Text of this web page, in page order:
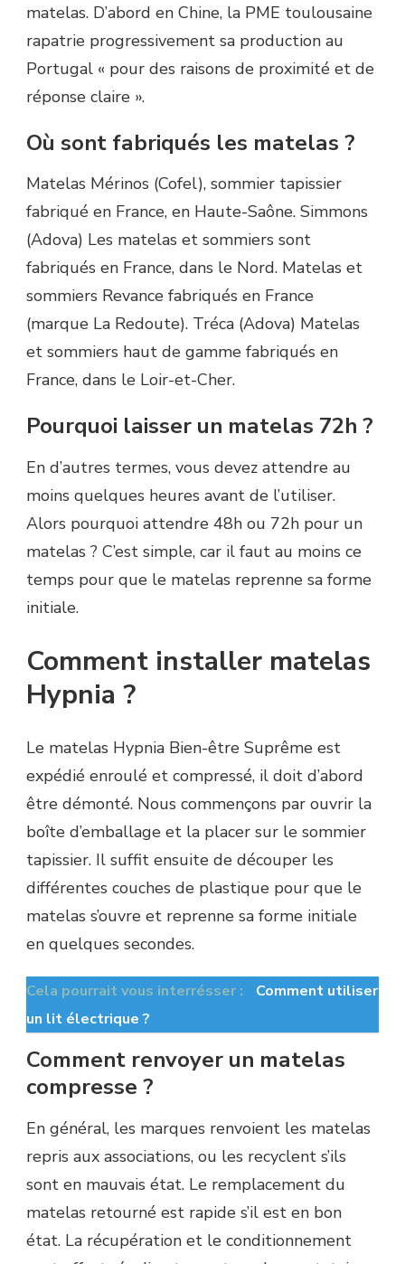
matelas. D’abord en Chine, la PME toulousaine
rapatrie progressivement sa production au
Portugal « pour des raisons de proximité et de
réponse claire ».
Où sont fabriqués les matelas ?
Matelas Mérinos (Cofel), sommier tapissier
fabriqué en France, en Haute-Saône. Simmons
(Adova) Les matelas et sommiers sont
fabriqués en France, dans le Nord. Matelas et
sommiers Revance fabriqués en France
(marque La Redoute). Tréca (Adova) Matelas
et sommiers haut de gamme fabriqués en
France, dans le Loir-et-Cher.
Pourquoi laisser un matelas 72h ?
En d’autres termes, vous devez attendre au
moins quelques heures avant de l’utiliser.
Alors pourquoi attendre 48h ou 72h pour un
matelas ? C’est simple, car il faut au moins ce
temps pour que le matelas reprenne sa forme
initiale.
Comment installer matelas
Hypnia ?
Le matelas Hypnia Bien-être Suprême est
expédié enroulé et compressé, il doit d’abord
être démonté. Nous commençons par ouvrir la
boîte d’emballage et la placer sur le sommier
tapissier. Il suffit ensuite de découper les
différentes couches de plastique pour que le
matelas s’ouvre et reprenne sa forme initiale
en quelques secondes.
Cela pourrait vous interrésser :
Comment utiliser
un lit électrique ?
Comment renvoyer un matelas
compresse ?
En général, les marques renvoient les matelas
repris aux associations, ou les recyclent s’ils
sont en mauvais état. Le remplacement du
matelas retourné est rapide s’il est en bon
état. La récupération et le conditionnement